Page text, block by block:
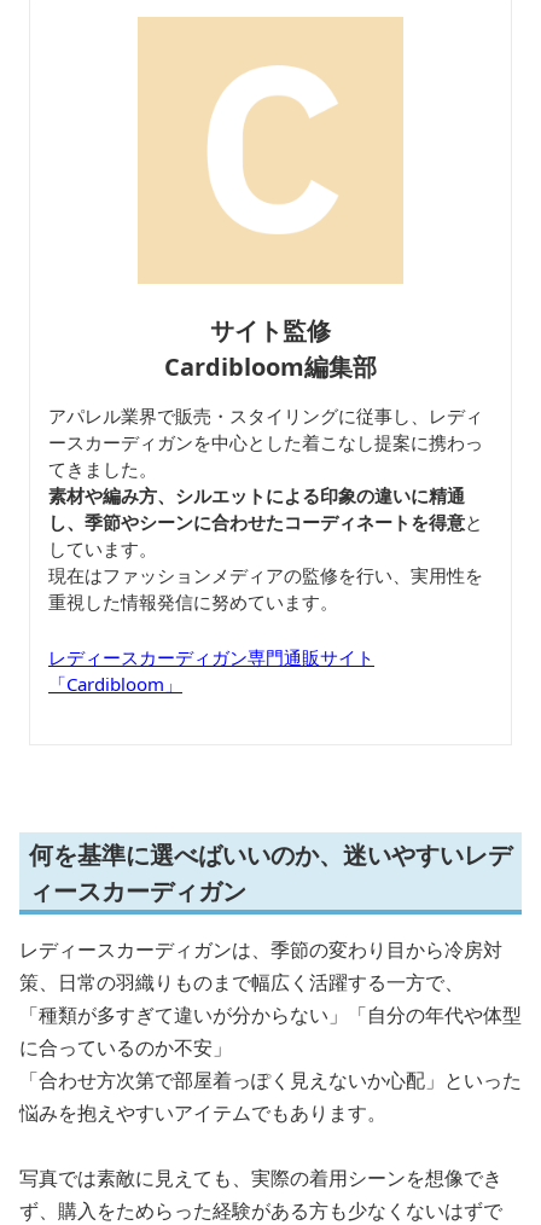
サイト監修
Cardibloom編集部
アパレル業界で販売・スタイリングに従事し、レディ
ースカーディガンを中心とした着こなし提案に携わっ
てきました。
素材や編み方、シルエットによる印象の違いに精通
し、季節やシーンに合わせたコーディネートを得意と
しています。
現在はファッションメディアの監修を行い、実用性を
重視した情報発信に努めています。
レディースカーディガン専門通販サイト
「Cardibloom」
何を基準に選べばいいのか、迷いやすいレデ
ィースカーディガン
レディースカーディガンは、季節の変わり目から冷房対
策、日常の羽織りものまで幅広く活躍する一方で、
「種類が多すぎて違いが分からない」「自分の年代や体型
に合っているのか不安」
「合わせ方次第で部屋着っぽく見えないか心配」といった
悩みを抱えやすいアイテムでもあります。
写真では素敵に見えても、実際の着用シーンを想像でき
ず、購入をためらった経験がある方も少なくないはずで